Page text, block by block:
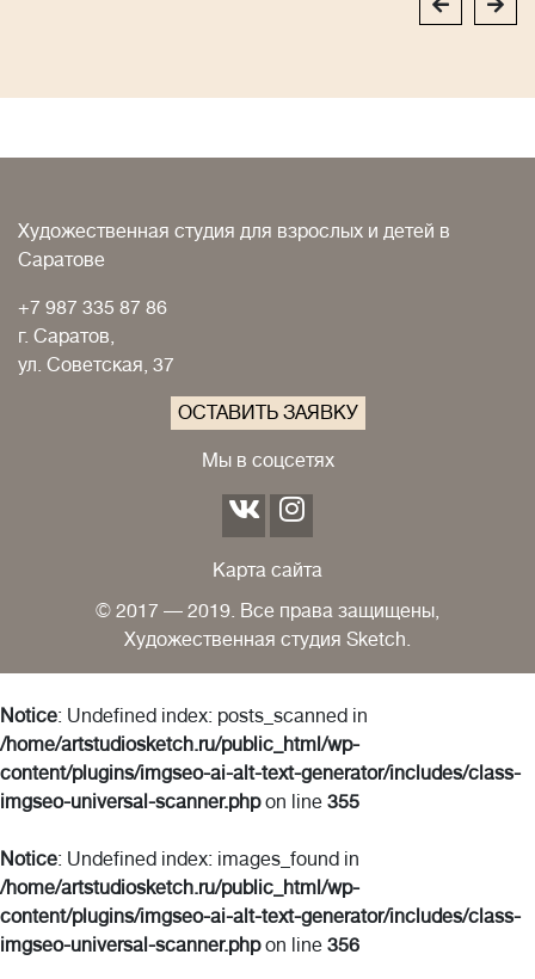
Художественная студия для взрослых и детей в
Саратове
+7 987 335 87 86
г. Саратов,
ул. Советская, 37
ОСТАВИТЬ ЗАЯВКУ
Мы в соцсетях
Карта сайта
© 2017 — 2019. Все права защищены,
Художественная студия Sketch.
Notice: Undefined index: posts_scanned in
/home/artstudiosketch.ru/public_html/wp-
content/plugins/imgseo-ai-alt-text-generator/includes/class-
imgseo-universal-scanner.phpon line 355
Notice: Undefined index: images_found in
/home/artstudiosketch.ru/public_html/wp-
content/plugins/imgseo-ai-alt-text-generator/includes/class-
imgseo-universal-scanner.phpon line 356